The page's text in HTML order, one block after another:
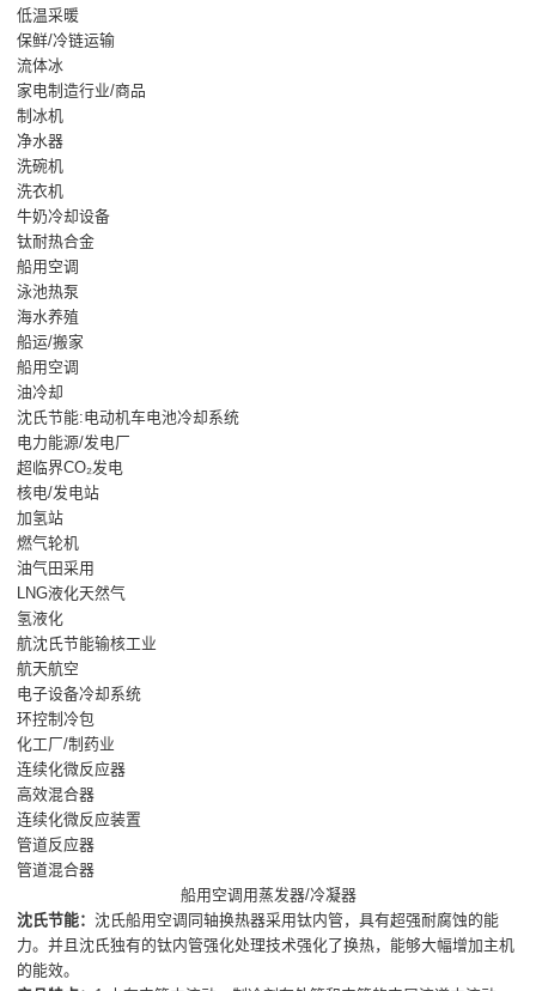
低温采暖
保鲜/冷链运输
流体冰
家电制造行业/商品
制冰机
净水器
洗碗机
洗衣机
牛奶冷却设备
钛耐热合金
船用空调
泳池热泵
海水养殖
船运/搬家
船用空调
油冷却
沈氏节能:电动机车电池冷却系统
电力能源/发电厂
超临界CO₂发电
核电/发电站
加氢站
燃气轮机
油气田采用
LNG液化天然气
氢液化
航沈氏节能输核工业
航天航空
电子设备冷却系统
环控制冷包
化工厂/制药业
连续化微反应器
高效混合器
连续化微反应装置
管道反应器
管道混合器
船用空调用蒸发器/冷凝器
沈氏节能：沈氏船用空调同轴换热器采用钛内管，具有超强耐腐蚀的能
力。并且沈氏独有的钛内管强化处理技术强化了换热，能够大幅增加主机
的能效。